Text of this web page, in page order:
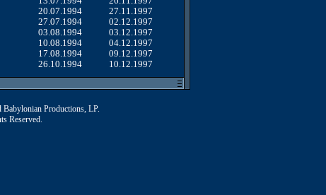
20.07.1994
27.11.1997
27.07.1994
02.12.1997
03.08.1994
03.12.1997
10.08.1994
04.12.1997
17.08.1994
09.12.1997
26.10.1994 10.12.1997
Babylonian Productions, LP.
Reserved.